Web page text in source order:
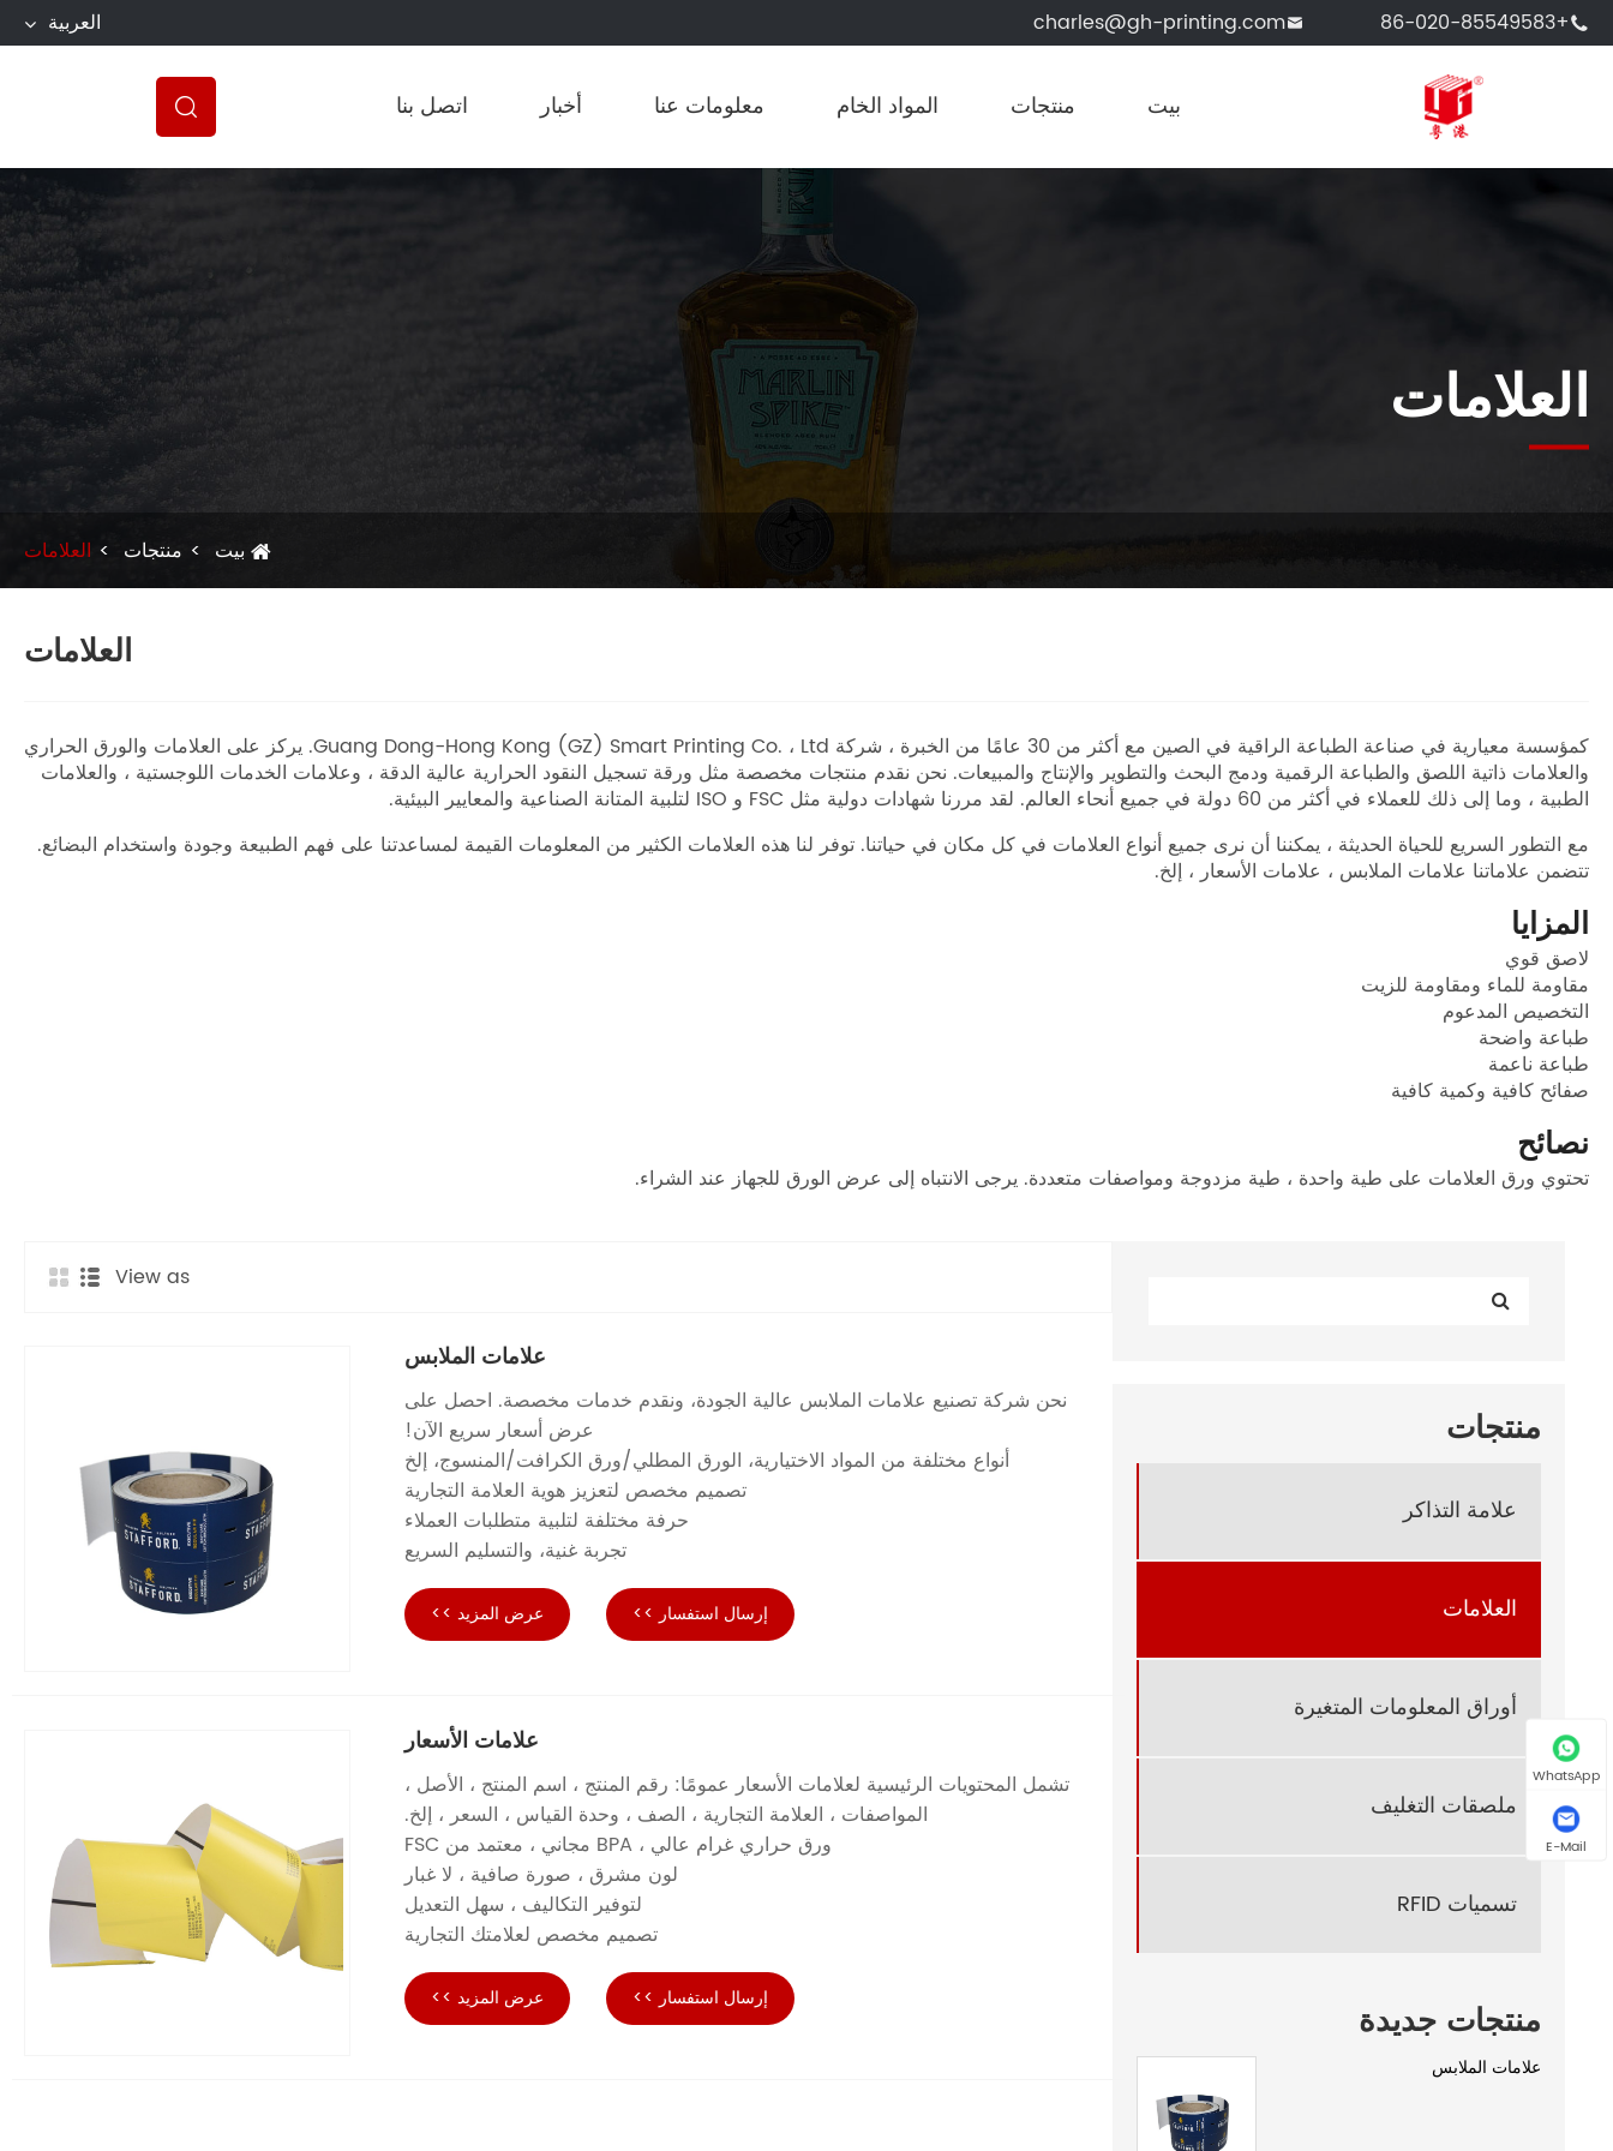

+86-020-85549583

charles@gh-printing.com العربية
بيت منتجات المواد الخام معلومات عنا أخبار اتصل بنا 
العلامات
بيت منتجات العلامات
العلامات
كمؤسسة معيارية في صناعة الطباعة الراقية في الصين مع أكثر من 30 عامًا من الخبرة ، شركة Guang Dong-Hong Kong (GZ) Smart Printing Co. ، Ltd. يركز على العلامات والورق الحراري
والعلامات ذاتية اللصق والطباعة الرقمية ودمج البحث والتطوير والإنتاج والمبيعات. نحن نقدم منتجات مخصصة مثل ورقة تسجيل النقود الحرارية عالية الدقة ، وعلامات الخدمات اللوجستية ، والعلامات
الطبية ، وما إلى ذلك للعملاء في أكثر من 60 دولة في جميع أنحاء العالم. لقد مررنا شهادات دولية مثل FSC و ISO لتلبية المتانة الصناعية والمعايير البيئية.
مع التطور السريع للحياة الحديثة ، يمكننا أن نرى جميع أنواع العلامات في كل مكان في حياتنا. توفر لنا هذه العلامات الكثير من المعلومات القيمة لمساعدتنا على فهم الطبيعة وجودة واستخدام البضائع.
تتضمن علاماتنا علامات الملابس ، علامات الأسعار ، إلخ.
المزايا
لاصق قوي
مقاومة للماء ومقاومة للزيت
التخصيص المدعوم
طباعة واضحة
طباعة ناعمة
صفائح كافية وكمية كافية
نصائح
تحتوي ورق العلامات على طية واحدة ، طية مزدوجة ومواصفات متعددة. يرجى الانتباه إلى عرض الورق للجهاز عند الشراء.
منتجات
علامة التذاكر
العلامات
أوراق المعلومات المتغيرة
ملصقات التغليف
تسميات RFID
منتجات جديدة
علامات الملابس
View as
علامات الملابس
نحن شركة تصنيع علامات الملابس عالية الجودة، ونقدم خدمات مخصصة. احصل على
عرض أسعار سريع الآن!
أنواع مختلفة من المواد الاختيارية، الورق المطلي/ورق الكرافت/المنسوج، إلخ
تصميم مخصص لتعزيز هوية العلامة التجارية
حرفة مختلفة لتلبية متطلبات العملاء
تجربة غنية، والتسليم السريع
عرض المزيد >> إرسال استفسار >>
علامات الأسعار
تشمل المحتويات الرئيسية لعلامات الأسعار عمومًا: رقم المنتج ، اسم المنتج ، الأصل ،
المواصفات ، العلامة التجارية ، الصف ، وحدة القياس ، السعر ، إلخ.
ورق حراري غرام عالي ، BPA مجاني ، معتمد من FSC
لون مشرق ، صورة صافية ، لا غبار
لتوفير التكاليف ، سهل التعديل
تصميم مخصص لعلامتك التجارية
عرض المزيد >> إرسال استفسار >>
WhatsApp
E-Mail